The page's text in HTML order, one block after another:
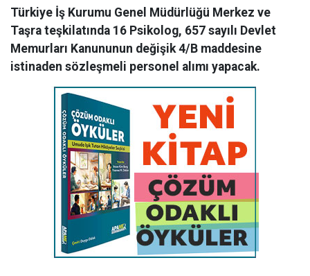
Türkiye İş Kurumu Genel Müdürlüğü Merkez ve
Taşra teşkilatında 16 Psikolog, 657 sayılı Devlet
Memurları Kanununun değişik 4/B maddesine
istinaden sözleşmeli personel alımı yapacak.